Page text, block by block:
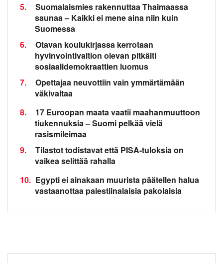
5.
Suomalaismies rakennuttaa Thaimaassa
saunaa – Kaikki ei mene aina niin kuin
Suomessa
6.
Otavan koulukirjassa kerrotaan
hyvinvointivaltion olevan pitkälti
sosiaalidemokraattien luomus
7.
Opettajaa neuvottiin vain ymmärtämään
väkivaltaa
8.
17 Euroopan maata vaatii maahanmuuttoon
tiukennuksia – Suomi pelkää vielä
rasismileimaa
9.
Tilastot todistavat että PISA-tuloksia on
vaikea selittää rahalla
10. Egypti ei ainakaan muurista päätellen halua
vastaanottaa palestiinalaisia pakolaisia